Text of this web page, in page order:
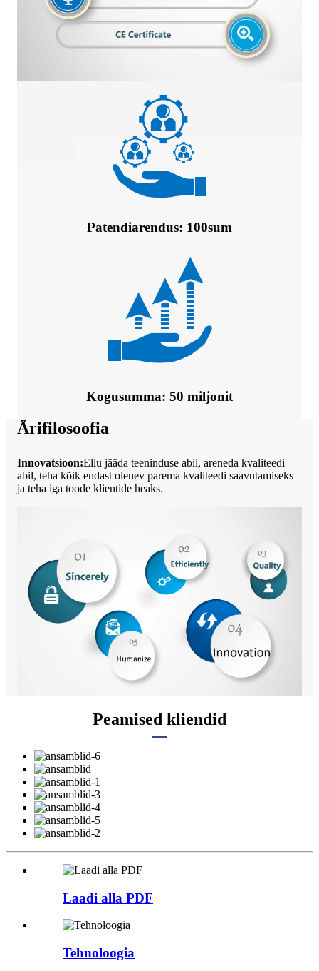
Patendiarendus: 100sum
Kogusumma: 50 miljonit
Ärifilosoofia
Innovatsioon:Ellu jääda teeninduse abil, areneda kvaliteedi
abil, teha kõik endast olenev parema kvaliteedi saavutamiseks
ja teha iga toode klientide heaks.
Peamised kliendid
Laadi alla PDF
Tehnoloogia